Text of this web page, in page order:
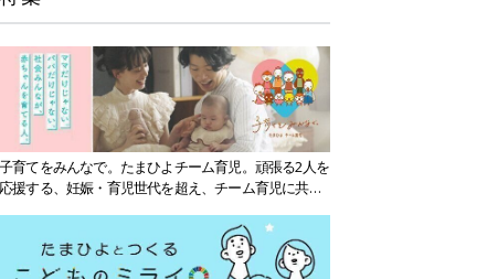
子育てをみんなで。たまひよチーム育児。頑張る2人を
応援する、妊娠・育児世代を超え、チーム育児に共感